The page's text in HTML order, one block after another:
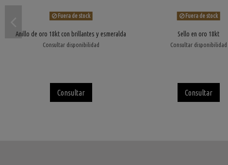
Fuera de stock
Anillo de oro 18kt con brillantes y esmeralda
Consultar disponibilidad
Consultar
Fuera de stock
Sello en oro 18kt
Consultar disponibilidad
Consultar